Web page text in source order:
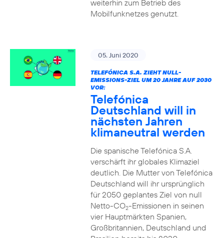
weiterhin zum Betrieb des
Mobilfunknetzes genutzt.
05. Juni 2020
TELEFÓNICA S.A. ZIEHT NULL-
EMISSIONS-ZIEL UM 20 JAHRE AUF 2030
VOR:
Telefónica
Deutschland will in
nächsten Jahren
klimaneutral werden
Die spanische Telefónica S.A.
verschärft ihr globales Klimaziel
deutlich. Die Mutter von Telefónica
Deutschland will ihr ursprünglich
für 2050 geplantes Ziel von null
Netto-CO2-Emissionen in seinen
vier Hauptmärkten Spanien,
Großbritannien, Deutschland und